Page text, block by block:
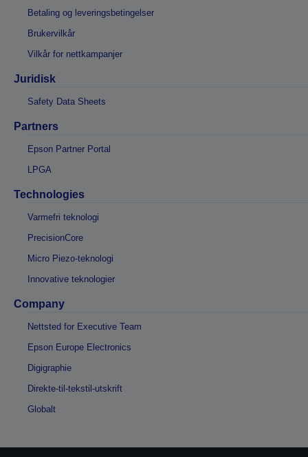
Betaling og leveringsbetingelser
Brukervilkår
Vilkår for nettkampanjer
Juridisk
Safety Data Sheets
Partners
Epson Partner Portal
LPGA
Technologies
Varmefri teknologi
PrecisionCore
Micro Piezo-teknologi
Innovative teknologier
Company
Nettsted for Executive Team
Epson Europe Electronics
Digigraphie
Direkte-til-tekstil-utskrift
Globalt